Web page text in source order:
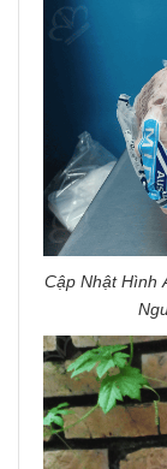
Cập Nhật Hình